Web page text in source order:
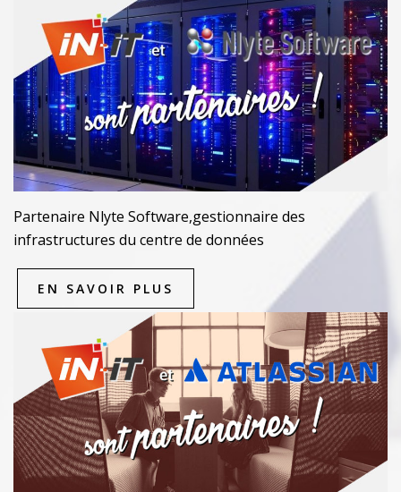
Partenaire Nlyte Software,gestionnaire des
infrastructures du centre de données
EN SAVOIR PLUS